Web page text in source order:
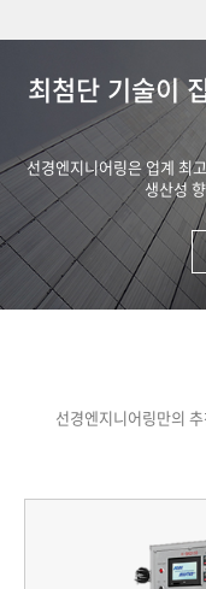
최첨단 기술이
선경엔지니어링은 업계 최
생산성
선경엔지니어링만의